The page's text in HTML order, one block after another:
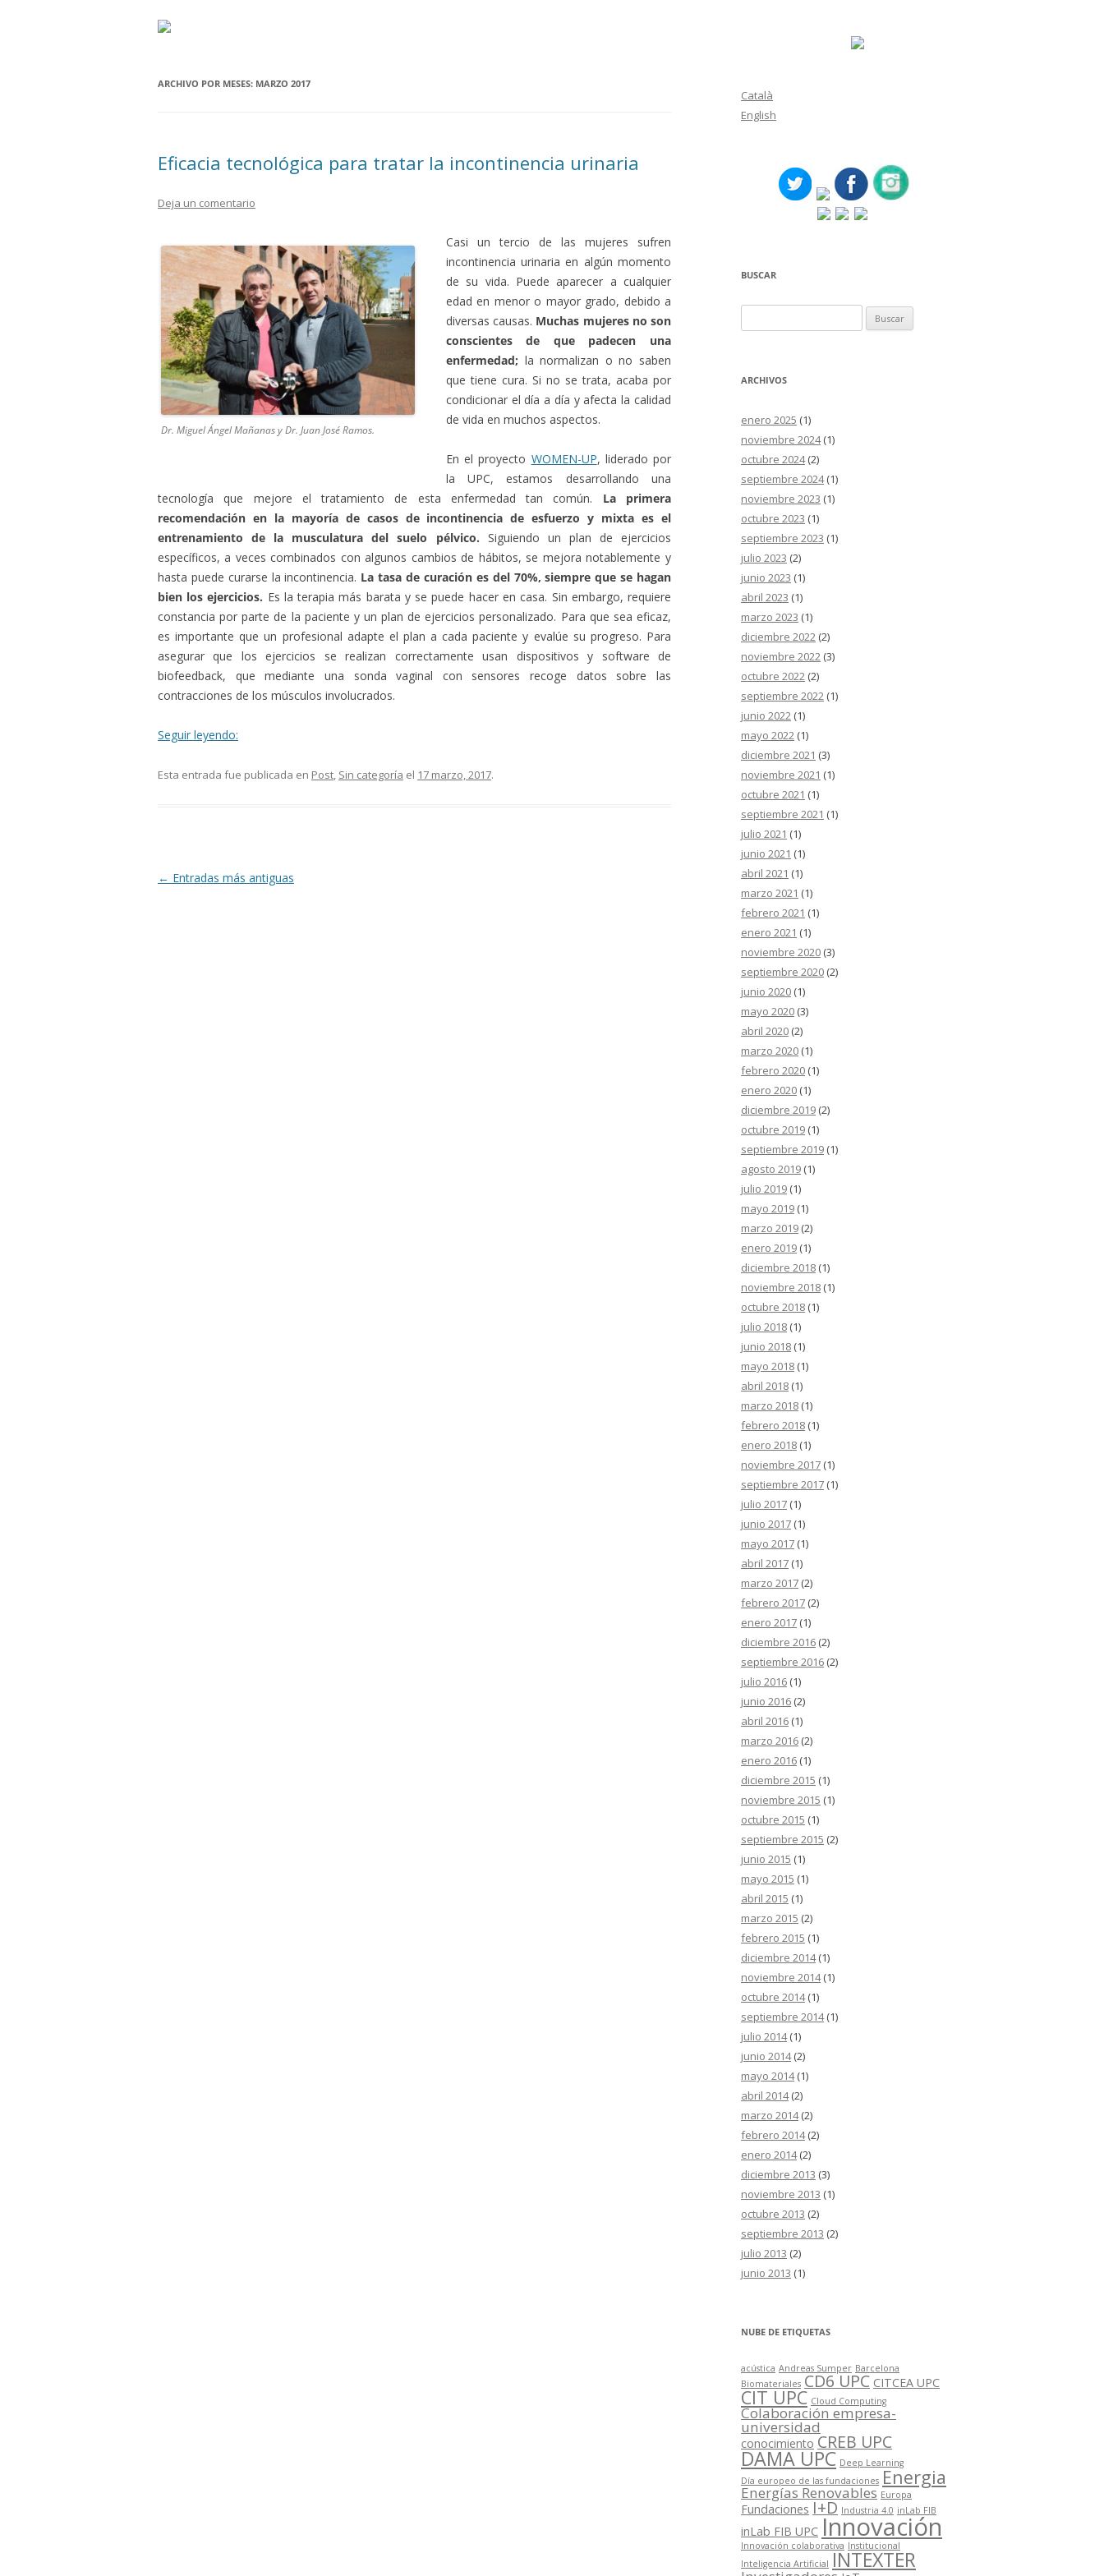
ARCHIVO POR MESES: MARZO 2017
Eficacia tecnológica para tratar la incontinencia urinaria
Deja un comentario
Dr. Miguel Ángel Mañanas y Dr. Juan José Ramos.
Casi un tercio de las mujeres sufren
incontinencia urinaria en algún momento
de su vida. Puede aparecer a cualquier
edad en menor o mayor grado, debido a
diversas causas. Muchas mujeres no son
conscientes de que padecen una
enfermedad; la normalizan o no saben
que tiene cura. Si no se trata, acaba por
condicionar el día a día y afecta la calidad
de vida en muchos aspectos.
En el proyecto WOMEN-UP, liderado por
la UPC, estamos desarrollando una
tecnología que mejore el tratamiento de esta enfermedad tan común. La primera
recomendación en la mayoría de casos de incontinencia de esfuerzo y mixta es el
entrenamiento de la musculatura del suelo pélvico. Siguiendo un plan de ejercicios
específicos, a veces combinados con algunos cambios de hábitos, se mejora notablemente y
hasta puede curarse la incontinencia. La tasa de curación es del 70%, siempre que se hagan
bien los ejercicios. Es la terapia más barata y se puede hacer en casa. Sin embargo, requiere
constancia por parte de la paciente y un plan de ejercicios personalizado. Para que sea eficaz,
es importante que un profesional adapte el plan a cada paciente y evalúe su progreso. Para
asegurar que los ejercicios se realizan correctamente usan dispositivos y software de
biofeedback, que mediante una sonda vaginal con sensores recoge datos sobre las
contracciones de los músculos involucrados.
Seguir leyendo:
Esta entrada fue publicada en Post, Sin categoría el 17 marzo, 2017.
Navegación
← Entradas más antiguas
Català
English
BUSCAR
ARCHIVOS
enero 2025 (1)
noviembre 2024(1)
octubre 2024(2)
septiembre 2024(1)
noviembre 2023 (1)
octubre 2023 (1)
septiembre 2023 (1)
julio 2023 (2)
junio 2023 (1)
abril 2023 (1)
marzo 2023 (1)
diciembre 2022 (2)
noviembre 2022 (3)
octubre 2022 (2)
septiembre 2022 (1)
junio 2022 (1)
mayo 2022 (1)
diciembre 2021 (3)
noviembre 2021 (1)
octubre 2021 (1)
septiembre 2021 (1)
julio 2021 (1)
junio 2021 (1)
abril 2021 (1)
marzo 2021 (1)
febrero 2021 (1)
enero 2021 (1)
noviembre 2020 (3)
septiembre 2020 (2)
junio 2020 (1)
mayo 2020 (3)
abril 2020 (2)
marzo 2020 (1)
febrero 2020 (1)
enero 2020 (1)
diciembre 2019 (2)
octubre 2019 (1)
septiembre 2019 (1)
agosto 2019 (1)
julio 2019 (1)
mayo 2019 (1)
marzo 2019 (2)
enero 2019 (1)
diciembre 2018 (1)
noviembre 2018 (1)
octubre 2018 (1)
julio 2018 (1)
junio 2018 (1)
mayo 2018 (1)
abril 2018 (1)
marzo 2018 (1)
febrero 2018 (1)
enero 2018 (1)
noviembre 2017 (1)
septiembre 2017 (1)
julio 2017 (1)
junio 2017 (1)
mayo 2017 (1)
abril 2017 (1)
marzo 2017 (2)
febrero 2017 (2)
enero 2017 (1)
diciembre 2016 (2)
septiembre 2016 (2)
julio 2016 (1)
junio 2016 (2)
abril 2016 (1)
marzo 2016 (2)
enero 2016 (1)
diciembre 2015 (1)
noviembre 2015 (1)
octubre 2015 (1)
septiembre 2015 (2)
junio 2015 (1)
mayo 2015 (1)
abril 2015 (1)
marzo 2015 (2)
febrero 2015 (1)
diciembre 2014(1)
noviembre 2014(1)
octubre 2014(1)
septiembre 2014(1)
julio 2014(1)
junio 2014(2)
mayo 2014(1)
abril 2014(2)
marzo 2014(2)
febrero 2014(2)
enero 2014(2)
diciembre 2013 (3)
noviembre 2013 (1)
octubre 2013 (2)
septiembre 2013 (2)
julio 2013 (2)
junio 2013 (1)
NUBE DE ETIQUETAS
acústica Andreas Sumper Barcelona
Biomateriales CD6 UPC CITCEA UPC
CIT UPC Cloud Computing
Colaboración empresa-
universidad
conocimiento CREB UPC
DAMA UPC Deep Learning
Día europeo de las fundaciones Energia
Energías Renovables Europa
Fundaciones I+D Industria 4.0 inLab FIB
inLab FIB UPC Innovación
Innovación colaborativa Institucional
Inteligencia Artificial INTEXTER